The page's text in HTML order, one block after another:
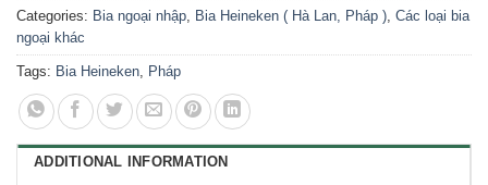
Categories: Bia ngoại nhập Bia Heineken ( Hà Lan, Pháp ) Các loại bia
ngoại khác
Tags: Bia Heineken Pháp
ADDITIONAL INFORMATION